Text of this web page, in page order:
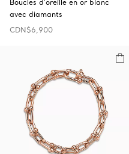
Boucles d’oreille en or blanc
avec diamants
CDN$6,900